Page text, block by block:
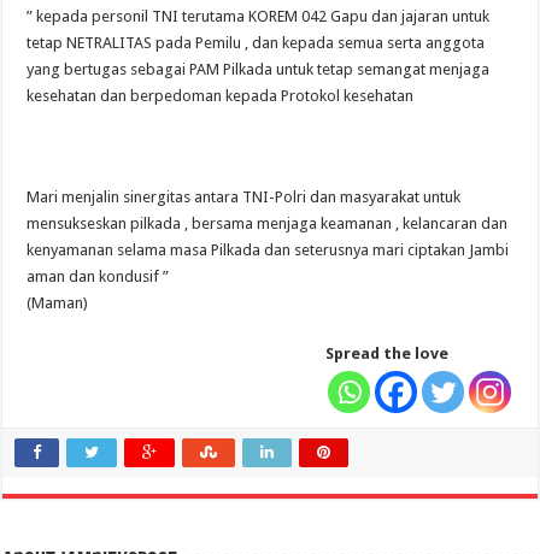
” kepada personil TNI terutama KOREM 042 Gapu dan jajaran untuk
tetap NETRALITAS pada Pemilu , dan kepada semua serta anggota
yang bertugas sebagai PAM Pilkada untuk tetap semangat menjaga
kesehatan dan berpedoman kepada Protokol kesehatan
Mari menjalin sinergitas antara TNI-Polri dan masyarakat untuk
mensukseskan pilkada , bersama menjaga keamanan , kelancaran dan
kenyamanan selama masa Pilkada dan seterusnya mari ciptakan Jambi
aman dan kondusif ”
(Maman)
Spread the love